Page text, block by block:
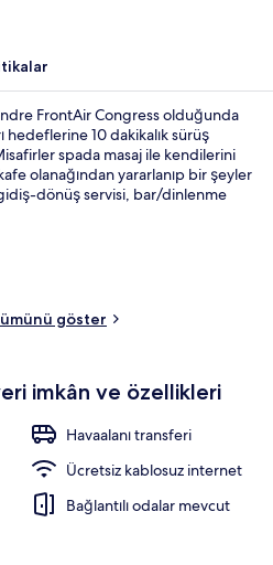
FrontAir Congress olduğunda
hedeflerine 10 dakikalık sürüş
spada masaj ile kendilerini
olanağından yararlanıp bir şeyler
gidiş-dönüş servisi, bar/dinlenme
genel durumu seviliyor.
göster
imkân ve özellikleri
Havaalanı transferi
Ücretsiz kablosuz internet
Bağlantılı odalar mevcut